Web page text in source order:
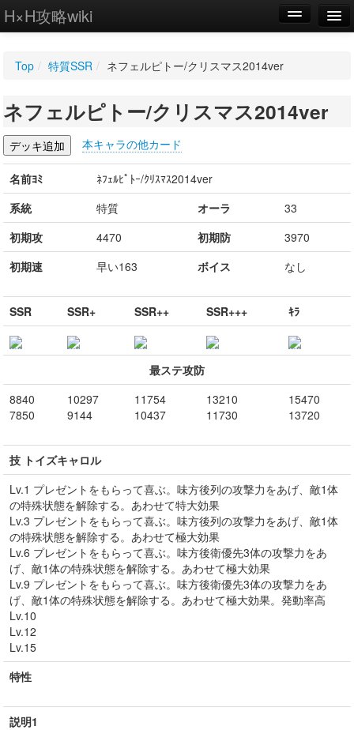
H×H攻略wiki
WIKI
設定
Top / 特質SSR / ネフェルピトー/クリスマス2014ver
ネフェルピトー/クリスマス2014ver
本キャラの他カード
名前ﾖﾐ
ﾈﾌｪﾙﾋﾟﾄｰ/ｸﾘｽﾏｽ2014ver
系統
特質 オーラ
33
初期攻
4470 初期防
3970
初期速
早い163 ボイス なし
SSR SSR+ SSR++ SSR+++ ｷﾗ
最ステ攻防
8840
7850
10297
9144
11754
10437
13210
11730
15470
13720
技 トイズキャロル
Lv.1 プレゼントをもらって喜ぶ。味方後列の攻撃力をあげ、敵1体
の特殊状態を解除する。あわせて特大効果
Lv.3 プレゼントをもらって喜ぶ。味方後列の攻撃力をあげ、敵1体
の特殊状態を解除する。あわせて極大効果
Lv.6 プレゼントをもらって喜ぶ。味方後衛優先3体の攻撃力をあ
げ、敵1体の特殊状態を解除する。あわせて極大効果
Lv.9 プレゼントをもらって喜ぶ。味方後衛優先3体の攻撃力をあ
げ、敵1体の特殊状態を解除する。あわせて極大効果。発動率高
Lv.10
Lv.12
Lv.15
特性
説明1